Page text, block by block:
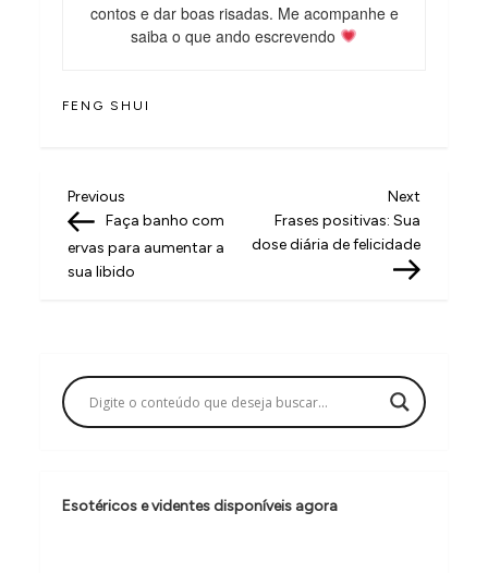
contos e dar boas risadas. Me acompanhe e
saiba o que ando escrevendo
FENG SHUI
N
a
v
a
ç
o
d
Previous
Post
Previous
Faça banho com
ervas para aumentar a
sua libido
Next
Post
Next
Frases positivas: Sua
dose diária de felicidade
Esotéricos e videntes disponíveis agora